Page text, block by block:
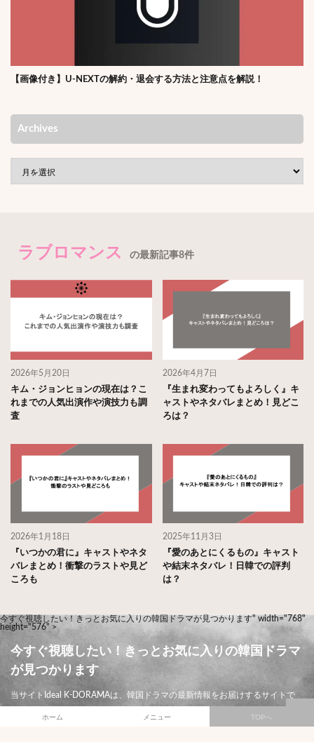
【画像付き】U-NEXTの解約・退会する方法と注意点を解説！
Archives
ラブロマンス の最新記事8件
2026年5月20日
キム・ジョンヒョンの現在は？こ
れまでの人気出演作や演技力も調
査
2026年4月7日
『生まれ変わってもよろしく』キ
ャストやネタバレまとめ！見どこ
ろは？
2026年1月18日
『いつかの君に』キャストやネタ
バレまとめ！衝撃のラストや見ど
ころも
2025年11月3日
『愛のあとにくるもの』キャスト
や結末ネタバレ！日韓での評判
は？
今すぐ視聴したい！きっとお気に入りの韓国ドラマが見つかります" width="768"
height="576" >
今すぐ視聴したい！きっとお気に入りの韓国ドラマ
が見つかります
当サイトIdeal K-DORAMAは、韓国ドラマの最新情報をお届けするサイトで
各ドラマの配信状況などを発信しています。頭文字であるIdealは、日本語訳
ホーム メニュー TOPへ